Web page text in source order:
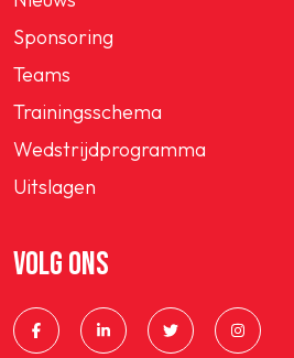
Sponsoring
Teams
Trainingsschema
Wedstrijdprogramma
Uitslagen
VOLG ONS